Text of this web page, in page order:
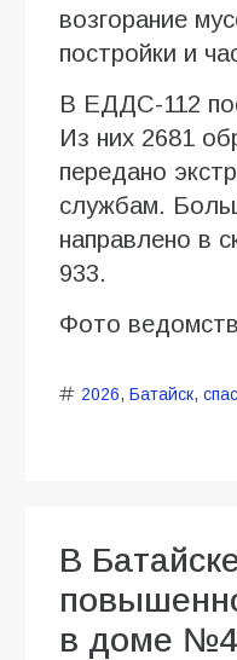
возгорание
постройки и
В ЕДДС-112
Из них 2681
передано
службам.
направлено в
933.
Фото
2026, Батайск,
В
в доме